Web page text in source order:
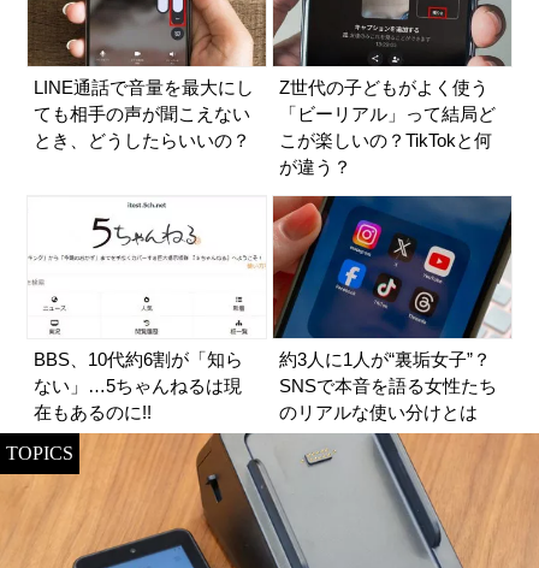
LINE通話で音量を最大にし
ても相手の声が聞こえない
とき、どうしたらいいの？
Z世代の子どもがよく使う
「ビーリアル」って結局ど
こが楽しいの？TikTokと何
が違う？
BBS、10代約6割が「知ら
ない」…5ちゃんねるは現
在もあるのに!!
約3人に1人が“裏垢女子”？
SNSで本音を語る女性たち
のリアルな使い分けとは
TOPICS